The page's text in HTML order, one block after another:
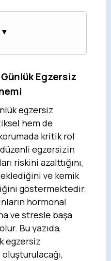
Günlük Egzersiz
egzersiz
hem de
kritik rol
egzersizin
riskini azalttığını,
ve kemik
göstermektedir.
hormonal
ve stresle başa
Bu yazıda,
egzersiz
oluşturulacağı,